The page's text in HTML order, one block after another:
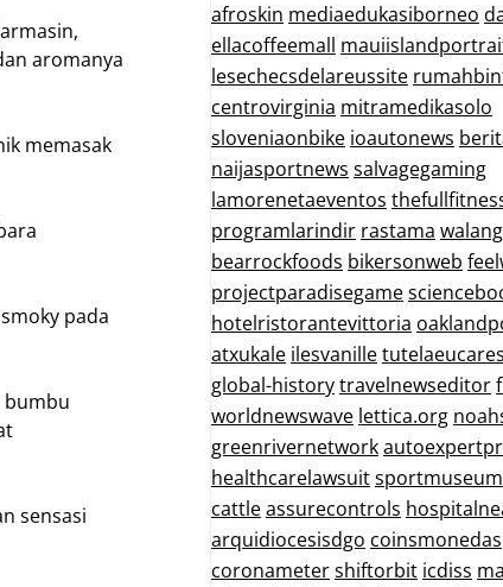
aromanya
memasak
pada
bumbu
sensasi
afroskin mediaedukasiborneo
ellacoffeemall
lesechecsdelareussite
centrovirginia mitramedikasolo
sloveniaonbike ioautonews
naijasportnews salvagegaming
lamorenetaeventos
programlarindir rastama
bearrockfoods bikersonweb
projectparadisegame
hotelristorantevittoria
atxukale ilesvanille
global-historytravelnewseditor
worldnewswave lettica.org
greenrivernetwork
healthcarelawsuit
cattleassurecontrols
arquidiocesisdgo coinsmonedas
coronametershiftorbit icdiss